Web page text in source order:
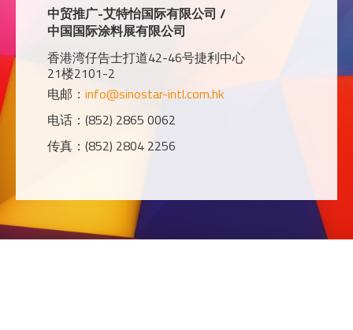
中贸推广-艾特怡国际有限公司 /
中国国际涂料展有限公司
香港湾仔告士打道42-46号捷利中心
21楼2101-2
电邮： info@sinostar-intl.com.hk
电话：(852) 2865 0062
传真：(852) 2804 2256